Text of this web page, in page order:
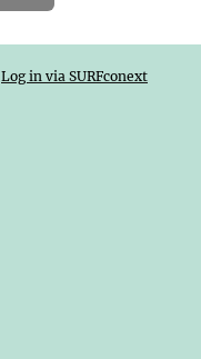
Log in via SURFconext